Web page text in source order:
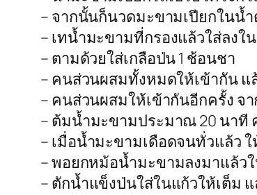
– จากนั้นก็นวดมะขามเปียกในน้
– เทน้ำมะขามที่กรองแล้วใส่ลง
– ตามด้วยใส่เกลือป่น 1 ช้อนชา
– คนส่วนผสมทั้งหมดให้เข้ากัน แ
– คนส่วนผสมให้เข้ากันอีกครั้ง
– ต้มน้ำมะขามประมาณ 20 นาที
– เมื่อน้ำมะขามเดือดจนทั่วแล้ว
– พอยกหม้อน้ำมะขามลงมาแล้ว
– ตักน้ำแข็งป่นใส่ในแก้วให้เต็ม